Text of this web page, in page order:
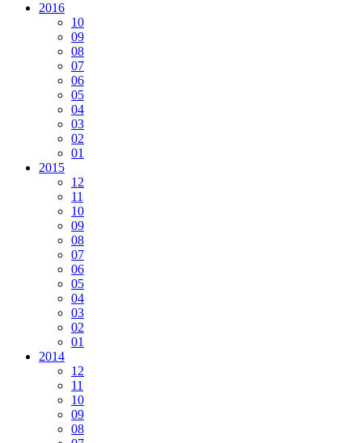
2016
10
09
08
07
06
05
04
03
02
01
2015
12
11
10
09
08
07
06
05
04
03
02
01
2014
12
11
10
09
08